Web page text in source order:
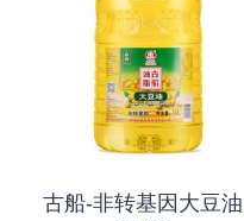
古船-非转基因大豆油